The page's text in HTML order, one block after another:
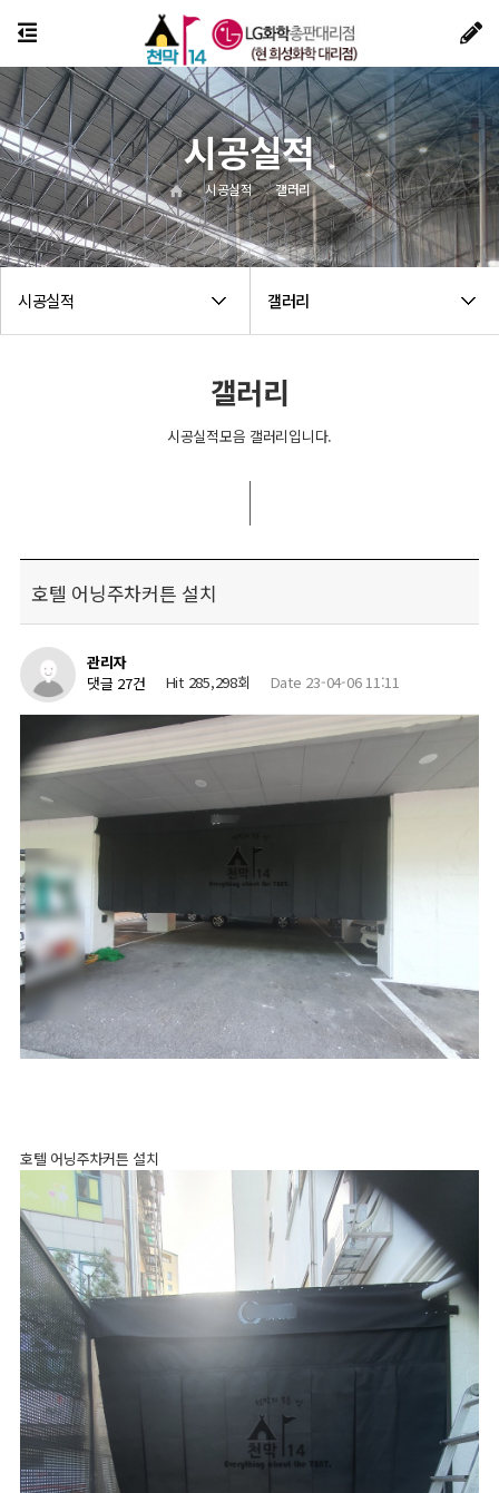
시공실적 갤러리
시공실적 갤러리
시공실적
갤러리
시공실적모음 갤러리입니다.
호텔 어닝주차커튼 설치
관리자
댓글 27건
Hit 285,298회 Date 23-04-06 11:11
호텔 어닝주차커튼 설치